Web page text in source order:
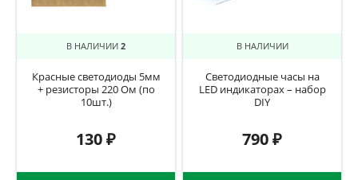
В НАЛИЧИИ 2
Красные светодиоды 5мм
+ резисторы 220 Ом (по
10шт.)
130₽
В НАЛИЧИИ
Светодиодные часы на
LED индикаторах – набор
DIY
790₽